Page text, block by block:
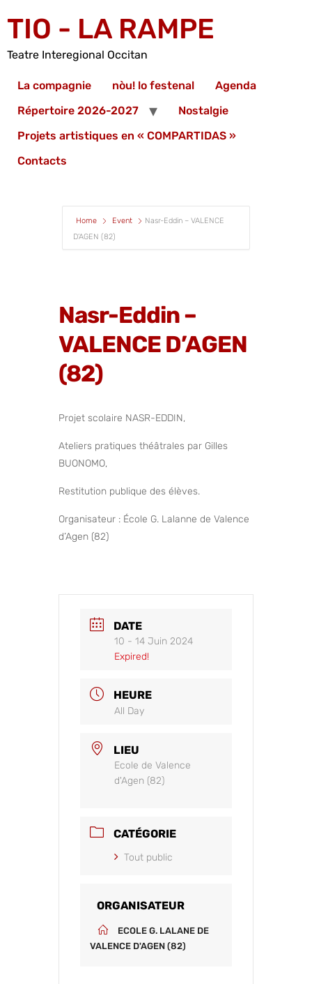
TIO - LA RAMPE
Teatre Interegional Occitan
La compagnie nòu! lo festenal
Agenda
Répertoire 2026-2027
Nostalgie
Projets artistiques en « COMPARTIDAS »
Contacts
Home Event
Nasr-Eddin – VALENCE
D’AGEN (82)
Nasr-Eddin –
VALENCE D’AGEN
(82)
Projet scolaire NASR-EDDIN,
Ateliers pratiques théâtrales par Gilles
BUONOMO,
Restitution publique des élèves.
Organisateur : École G. Lalanne de Valence
d’Agen (82)
DATE
10 - 14 Juin 2024
Expired!
HEURE
All Day
LIEU
Ecole de Valence
d'Agen (82)
CATÉGORIE
Tout public
ORGANISATEUR
ECOLE G. LALANE DE
VALENCE D'AGEN (82)